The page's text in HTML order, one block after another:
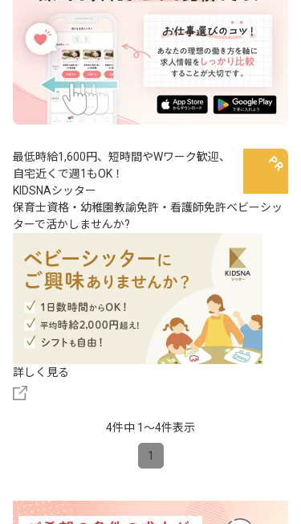
最低時給1,600円、短時間やWワーク歓迎、
自宅近くで週1もOK！
KIDSNAシッター
保育士資格・幼稚園教諭免許・看護師免許ベビーシッ
ターで活かしませんか?
詳しく見る
4件中 1〜4件表示
1